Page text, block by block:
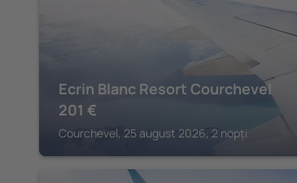
Ecrin Blanc Resort Courchevel
201 €
Courchevel, 25 august 2026, 2 nopți